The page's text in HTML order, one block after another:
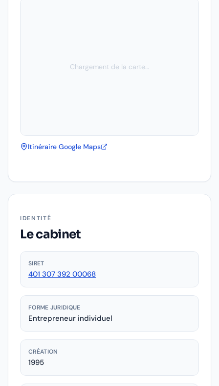
Chargement de la carte…
Itinéraire Google Maps
IDENTITÉ
Le cabinet
SIRET
401 307 392 00068
FORME JURIDIQUE
Entrepreneur individuel
CRÉATION
1995